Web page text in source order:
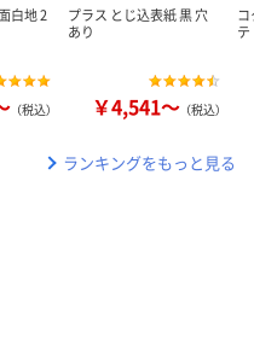
白地 2
（税込）
プラス とじ込表紙 黒 穴
あり
￥4,541～ （税込）
テ
ランキングをもっと見る